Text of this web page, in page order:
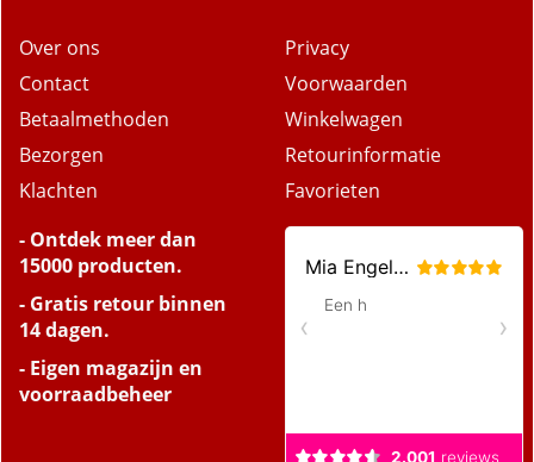
Over ons
Contact
Betaalmethoden
Bezorgen
Klachten
Privacy
Voorwaarden
Winkelwagen
Retourinformatie
Favorieten
- Ontdek meer dan
15000 producten.
- Gratis retour binnen
14 dagen.
- Eigen magazijn en